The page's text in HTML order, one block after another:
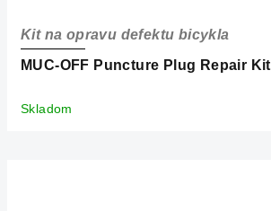
MUC-OFF Puncture Plug Repair Kit
Kit na opravu defektu bicykla
Skladom